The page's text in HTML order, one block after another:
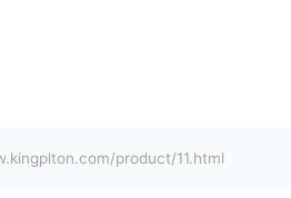
product/11.html